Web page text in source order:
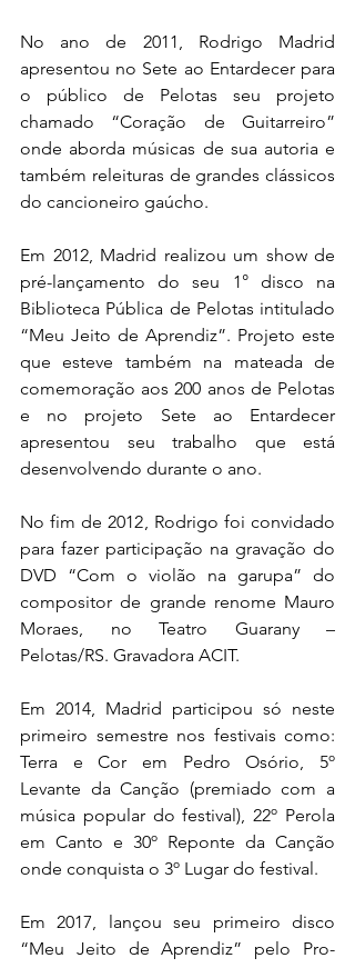
No ano de 2011, Rodrigo Madrid
apresentou no Sete ao Entardecer para
o público de Pelotas seu projeto
chamado “Coração de Guitarreiro”
onde aborda músicas de sua autoria e
também releituras de grandes clássicos
do cancioneiro gaúcho.
Em 2012, Madrid realizou um show de
pré-lançamento do seu 1° disco na
Biblioteca Pública de Pelotas intitulado
“Meu Jeito de Aprendiz”. Projeto este
que esteve também na mateada de
comemoração aos 200 anos de Pelotas
e no projeto Sete ao Entardecer
apresentou seu trabalho que está
desenvolvendo durante o ano.
No fim de 2012, Rodrigo foi convidado
para fazer participação na gravação do
DVD “Com o violão na garupa” do
compositor de grande renome Mauro
Moraes, no Teatro Guarany –
Pelotas/RS. Gravadora ACIT.
Em 2014, Madrid participou só neste
primeiro semestre nos festivais como:
Terra e Cor em Pedro Osório, 5º
Levante da Canção (premiado com a
música popular do festival), 22º Perola
em Canto e 30º Reponte da Canção
onde conquista o 3º Lugar do festival.
Em 2017, lançou seu primeiro disco
“Meu Jeito de Aprendiz” pelo Pro-